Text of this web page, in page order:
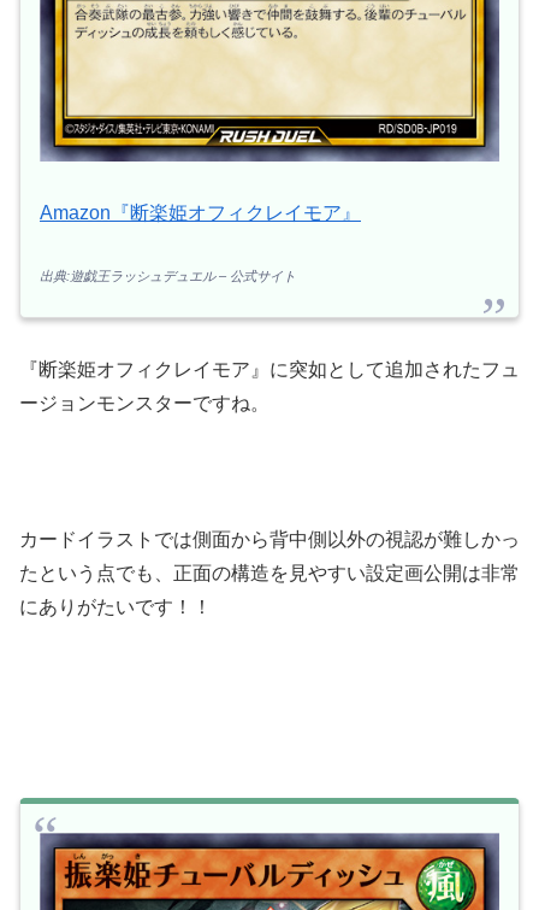
Amazon『断楽姫オフィクレイモア』
出典:遊戯王ラッシュデュエル – 公式サイト
『断楽姫オフィクレイモア』に突如として追加されたフュ
ージョンモンスターですね。
カードイラストでは側面から背中側以外の視認が難しかっ
たという点でも、正面の構造を見やすい設定画公開は非常
にありがたいです！！